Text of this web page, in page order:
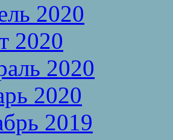
2020
2020
2020
2020
2019